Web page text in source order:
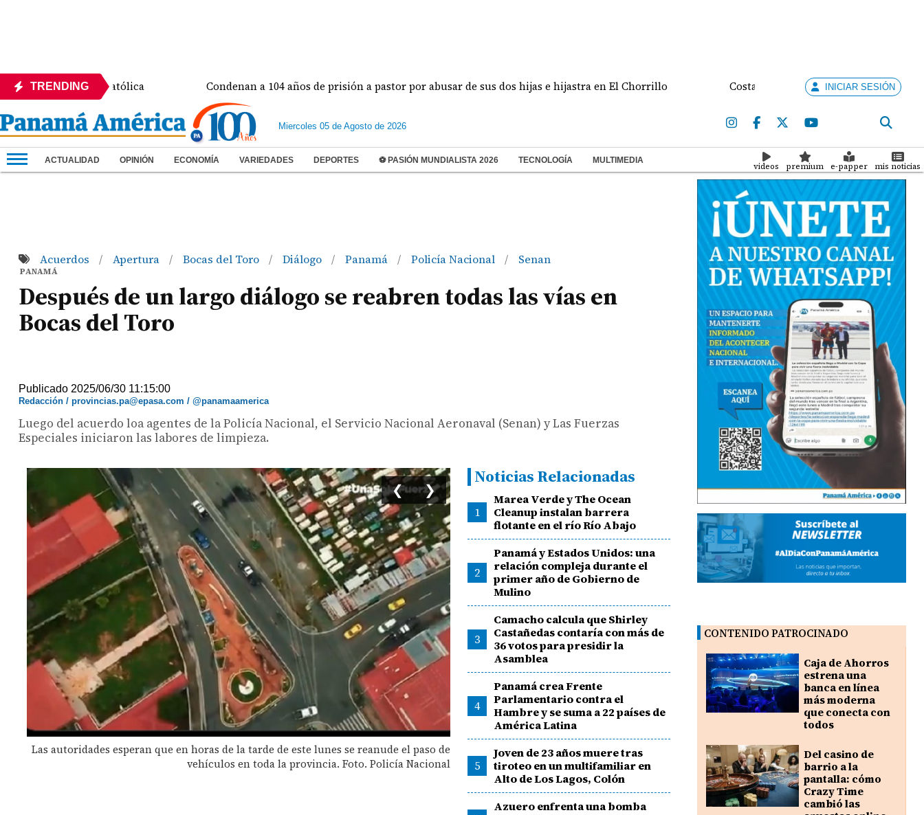
TRENDING
Católica Condenan a 104 años de prisión a pastor por abusar de sus dos hijas e hijastra en El Chorrillo Costa Rica busca destrabar disputa
INICIAR SESIÓN
Miercoles 05 de Agosto de 2026
ACTUALIDAD OPINIÓN ECONOMÍA VARIEDADES DEPORTES ⚽ PASIÓN MUNDIALISTA 2026 TECNOLOGÍA MULTIMEDIA
videos premium e-papper mis noticias
Acuerdos / Apertura / Bocas del Toro / Diálogo / Panamá / Policía Nacional / Senan
PANAMÁ
Después de un largo diálogo se reabren todas las vías en
Bocas del Toro
Publicado 2025/06/30 11:15:00
Redacción / provincias.pa@epasa.com / @panamaamerica
Luego del acuerdo loa agentes de la Policía Nacional, el Servicio Nacional Aeronaval (Senan) y Las Fuerzas
Especiales iniciaron las labores de limpieza.
Las autoridades esperan que en horas de la tarde de este lunes se reanude el paso de
vehículos en toda la provincia. Foto. Policía Nacional
❮ ❯
Noticias Relacionadas
1
Marea Verde y The Ocean
Cleanup instalan barrera
flotante en el río Río Abajo
2
Panamá y Estados Unidos: una
relación compleja durante el
primer año de Gobierno de
Mulino
3
Camacho calcula que Shirley
Castañedas contaría con más de
36 votos para presidir la
Asamblea
4
Panamá crea Frente
Parlamentario contra el
Hambre y se suma a 22 países de
América Latina
5
Joven de 23 años muere tras
tiroteo en un multifamiliar en
Alto de Los Lagos, Colón
Azuero enfrenta una bomba
CONTENIDO PATROCINADO
Caja de Ahorros
estrena una
banca en línea
más moderna
que conecta con
todos
Del casino de
barrio a la
pantalla: cómo
Crazy Time
cambió las